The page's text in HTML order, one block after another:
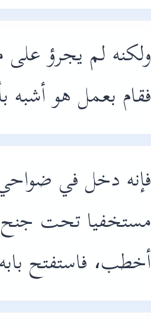
ولكنه لم يجرؤ على
فقام بعمل هو أشبه
فإنه دخل في ضواحي
مستخفيا تحت جنح
أخطب، فاستفتح